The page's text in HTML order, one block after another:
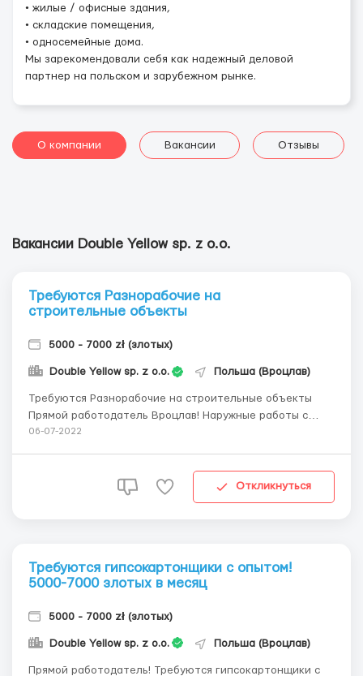
• жилые / офисные здания,
• складские помещения,
• односемейные дома.
Мы зарекомендовали себя как надежный деловой
партнер на польском и зарубежном рынке.
О компании Вакансии Отзывы
Вакансии Double Yellow sp. z o.o.
Требуются Разнорабочие на
строительные объекты
5000 - 7000 zł (злотых)
Double Yellow sp. z o.o. Польша (Вроцлав)
Требуются Разнорабочие на строительные объекты
Прямой работодатель Вроцлав! Наружные работы с
камнем и бетоном. Обязанности: - Заливка бетона,
бесплатное жилье, служебный автомобиль на бригаду,
06-07-2022
Откликнуться
Требуются гипсокартонщики с опытом!
5000-7000 злотых в месяц
5000 - 7000 zł (злотых)
Double Yellow sp. z o.o. Польша (Вроцлав)
Прямой работодатель! Требуются гипсокартонщики с